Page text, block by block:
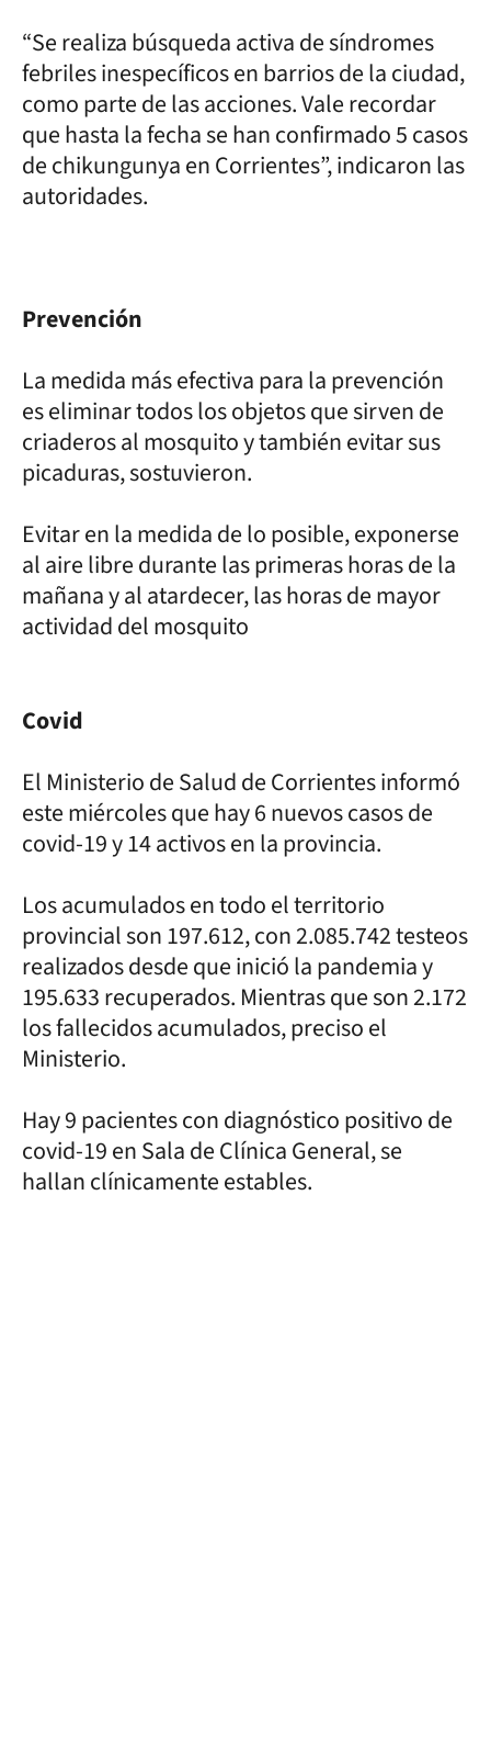
“Se realiza búsqueda activa de síndromes
febriles inespecíficos en barrios de la ciudad,
como parte de las acciones. Vale recordar
que hasta la fecha se han confirmado 5 casos
de chikungunya en Corrientes”, indicaron las
autoridades.
Prevención
La medida más efectiva para la prevención
es eliminar todos los objetos que sirven de
criaderos al mosquito y también evitar sus
picaduras, sostuvieron.
Evitar en la medida de lo posible, exponerse
al aire libre durante las primeras horas de la
mañana y al atardecer, las horas de mayor
actividad del mosquito
Covid
El Ministerio de Salud de Corrientes informó
este miércoles que hay 6 nuevos casos de
covid-19 y 14 activos en la provincia.
Los acumulados en todo el territorio
provincial son 197.612, con 2.085.742 testeos
realizados desde que inició la pandemia y
195.633 recuperados. Mientras que son 2.172
los fallecidos acumulados, preciso el
Ministerio.
Hay 9 pacientes con diagnóstico positivo de
covid-19 en Sala de Clínica General, se
hallan clínicamente estables.